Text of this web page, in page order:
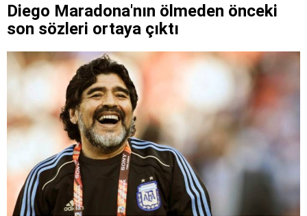
Diego Maradona'nın ölmeden önceki
son sözleri ortaya çıktı